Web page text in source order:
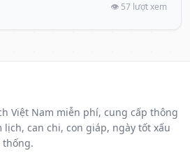
👁️ 57 lượt xem
Việt Nam miễn phí, cung cấp thông
can chi, con giáp, ngày tốt xấu
thống.